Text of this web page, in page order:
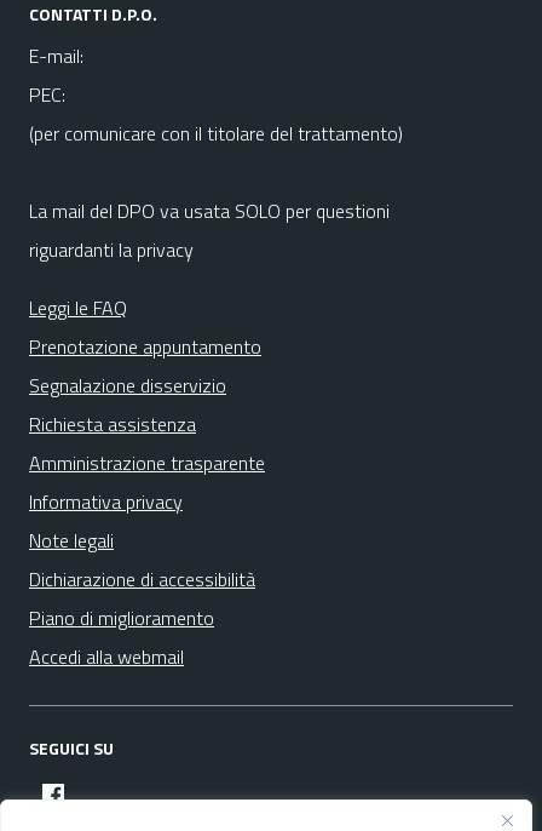
CONTATTI D.P.O.
E-mail:
PEC:
(per comunicare con il titolare del trattamento)
La mail del DPO va usata SOLO per questioni
riguardanti la privacy
Leggi le FAQ
Prenotazione appuntamento
Segnalazione disservizio
Richiesta assistenza
Amministrazione trasparente
Informativa privacy
Note legali
Dichiarazione di accessibilità
Piano di miglioramento
Accedi alla webmail
SEGUICI SU
facebook